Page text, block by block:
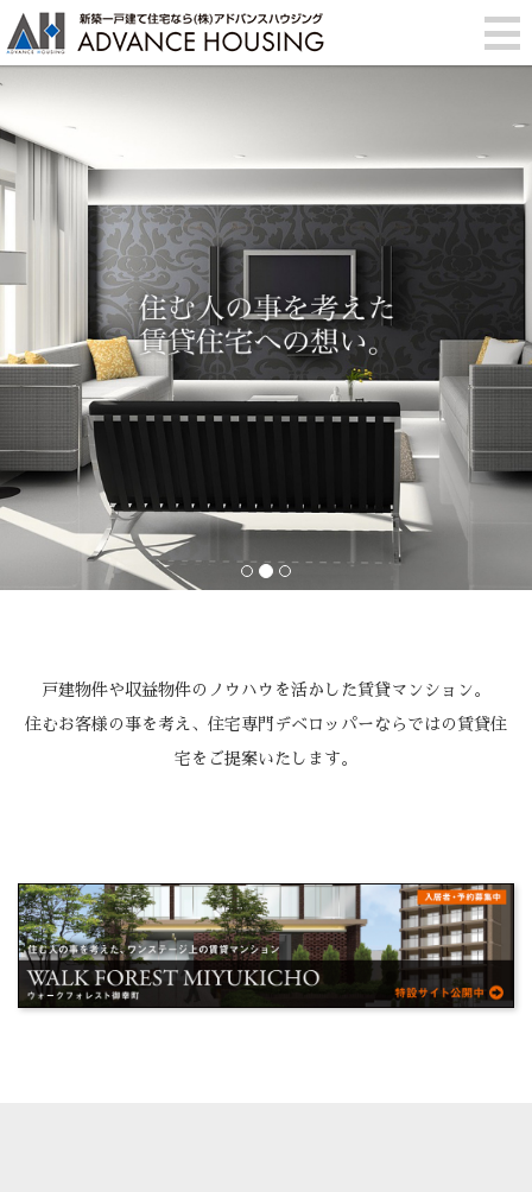
戸建物件や収益物件のノウハウを活かした賃貸マンション。
住むお客様の事を考え、住宅専門デベロッパーならではの賃貸住
宅をご提案いたします。